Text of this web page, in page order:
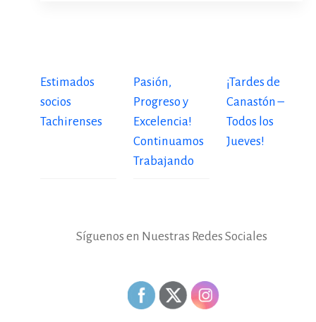
Estimados
socios
Tachirenses
Pasión,
Progreso y
Excelencia!
Continuamos
Trabajando
¡Tardes de
Canastón –
Todos los
Jueves!
Síguenos en Nuestras Redes Sociales